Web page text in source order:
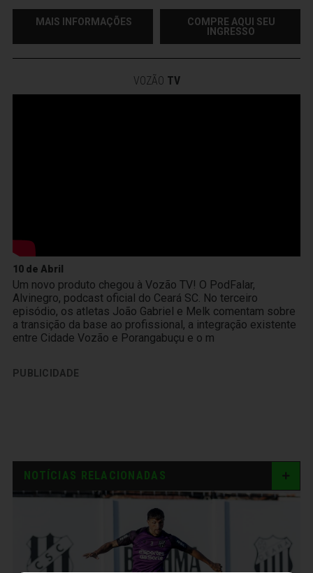
MAIS INFORMAÇÕES
COMPRE AQUI SEU
INGRESSO
VOZÃO TV
10 de Abril
Um novo produto chegou à Vozão TV! O PodFalar,
Alvinegro, podcast oficial do Ceará SC. No terceiro
episódio, os atletas João Gabriel e Melk comentam sobre
a transição da base ao profissional, a integração existente
entre Cidade Vozão e Porangabuçu e o m
PUBLICIDADE
NOTÍCIAS RELACIONADAS